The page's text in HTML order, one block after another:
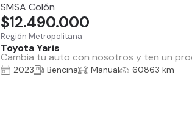
SMSA Colón
Región Metropolitana
Toyota Yaris
Cambia tu auto con nosotros y ten un
$12.490.000
2023 Bencina Manual 60863 km